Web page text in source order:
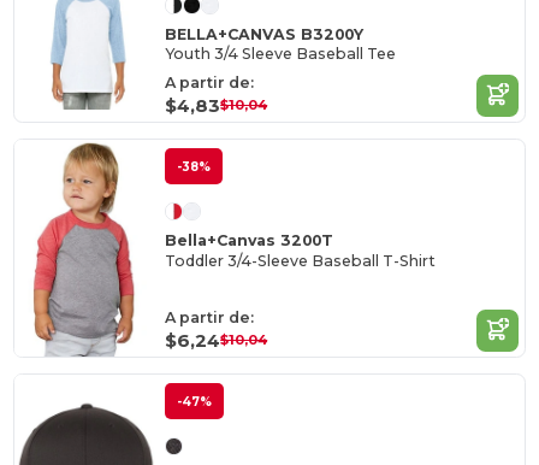
BELLA+CANVAS B3200Y
Youth 3/4 Sleeve Baseball Tee
A partir de:
$4,83$10,04
-38%
Bella+Canvas 3200T
Toddler 3/4-Sleeve Baseball T-Shirt
A partir de:
$6,24$10,04
-47%